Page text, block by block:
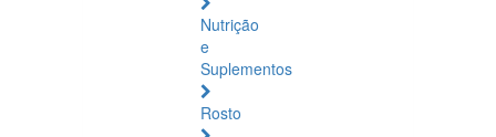
Nutrição
e
Suplementos
Rosto